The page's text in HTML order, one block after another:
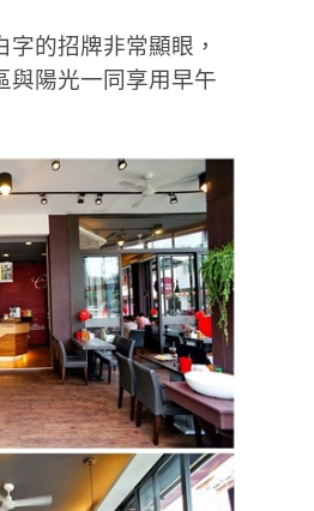
的招牌非常顯眼，
與陽光一同享用早午